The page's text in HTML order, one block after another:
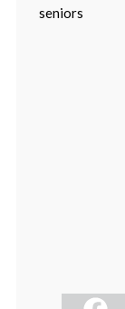
seniors